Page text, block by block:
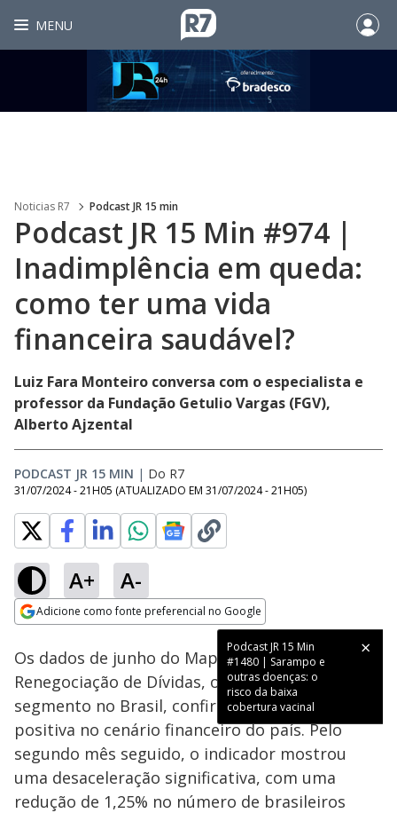
MENU
Noticias R7 Podcast JR 15 min
Podcast JR 15 Min #974 |
Inadimplência em queda:
como ter uma vida
financeira saudável?
Luiz Fara Monteiro conversa com o especialista e
professor da Fundação Getulio Vargas (FGV),
Alberto Ajzental
PODCAST JR 15 MIN | Do R7
31/07/2024 - 21H05 (ATUALIZADO EM 31/07/2024 - 21H05)
A+ A-
Adicione como fonte preferencial no Google
Podcast JR 15 Min
#1480 | Sarampo e
outras doenças: o
risco da baixa
cobertura vacinal
Ativar
Loaded:
8.77%
Os dados de junho do Mapa da Inadimplência e
Renegociação de Dívidas, o principal do
segmento no Brasil, confirmam uma tendência
positiva no cenário financeiro do país. Pelo
segundo mês seguido, o indicador mostrou
uma desaceleração significativa, com uma
redução de 1,25% no número de brasileiros